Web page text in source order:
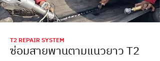
T2 REPAIR SYSTEM
ซ่อมสายพานตามแนวยาว T2